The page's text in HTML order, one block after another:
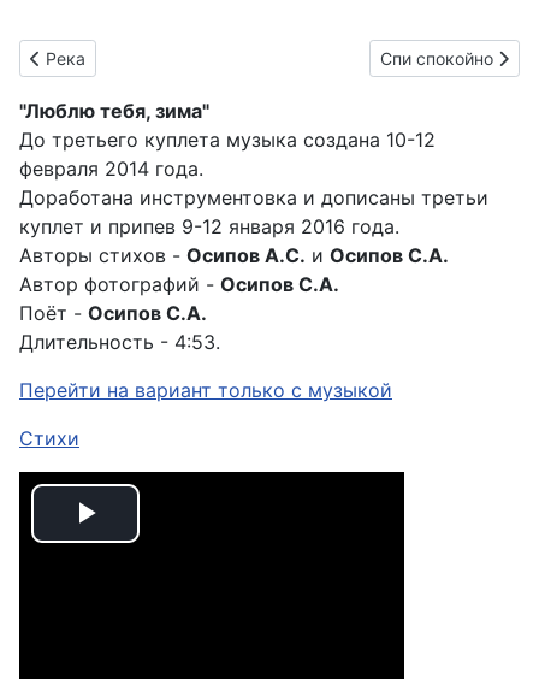
Предыдущий: Река
Река Следующий: Спи
Спи спокойно
"Люблю тебя, зима"
До третьего куплета музыка создана 10-12
февраля 2014 года.
Доработана инструментовка и дописаны третьи
куплет и припев 9-12 января 2016 года.
Авторы стихов - Осипов А.С. и Осипов С.А.
Автор фотографий - Осипов С.А.
Поёт - Осипов С.А.
Длительность - 4:53.
Перейти на вариант только с музыкой
Стихи
Play